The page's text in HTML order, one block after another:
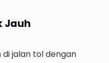
Jauh
jalan tol dengan